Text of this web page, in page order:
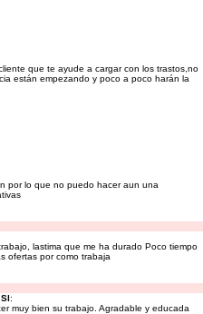
que te ayude a cargar con los trastos,no
están empezando y poco a poco harán la
por lo que no puedo hacer aun una
lastima que me ha durado Poco tiempo
ofertas por como trabaja
:
muy bien su trabajo. Agradable y educada